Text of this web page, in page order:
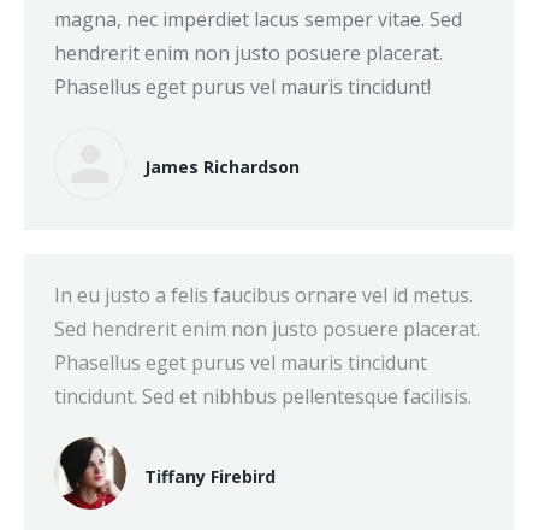
magna, nec imperdiet lacus semper vitae. Sed
hendrerit enim non justo posuere placerat.
Phasellus eget purus vel mauris tincidunt!
James Richardson
In eu justo a felis faucibus ornare vel id metus.
Sed hendrerit enim non justo posuere placerat.
Phasellus eget purus vel mauris tincidunt
tincidunt. Sed et nibhbus pellentesque facilisis.
Tiffany Firebird